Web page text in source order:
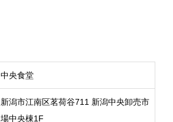
中央食堂
新潟市江南区茗荷谷711 新潟中央卸売市
場中央棟1F